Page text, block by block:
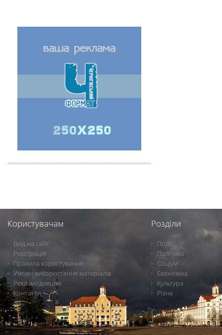
Користувачам
Вхід на сайт
Реєстрація
Правила користування
Умови використання матеріалів
Рекламодавцям
Контакти
Розділи
Події
Політика
Соціум
Економіка
Культура
Різне